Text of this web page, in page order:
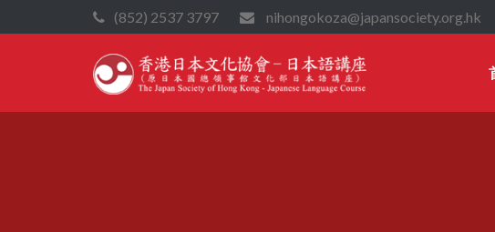
(852) 2537 3797 nihongokoza@japansociety.org.hk